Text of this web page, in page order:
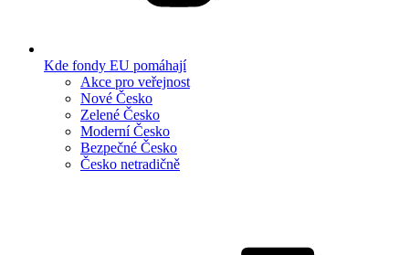
Kde fondy EU pomáhají
Akce pro veřejnost
Nové Česko
Zelené Česko
Moderní Česko
Bezpečné Česko
Česko netradičně